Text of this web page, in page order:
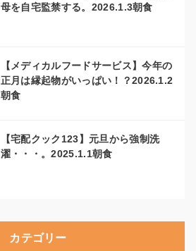
母を自宅監禁する。2026.1.3朝食
【メディカルフードサービス】今年の
正月は縁起物がいっぱい！？2026.1.2
朝食
【宅配クック123】元旦から強制洗
濯・・・。2025.1.1朝食
カテゴリー